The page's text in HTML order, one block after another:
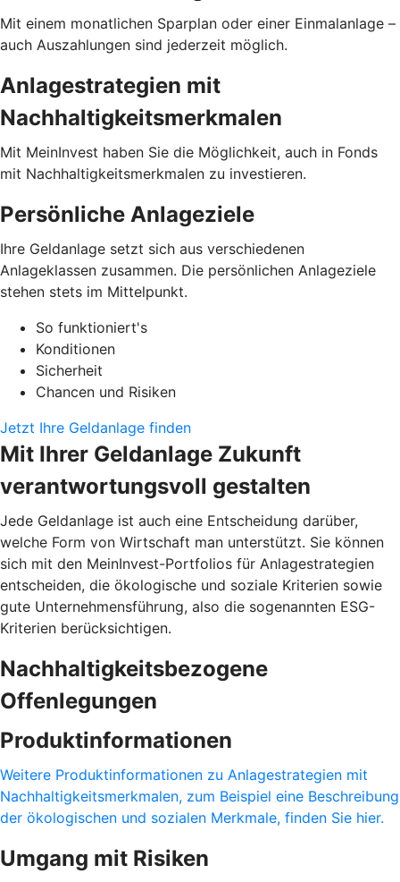
Mit einem monatlichen Sparplan oder einer Einmalanlage –
auch Auszahlungen sind jederzeit möglich.
Anlagestrategien mit
Nachhaltigkeitsmerkmalen
Mit MeinInvest haben Sie die Möglichkeit, auch in Fonds
mit Nachhaltigkeitsmerkmalen zu investieren.
Persönliche Anlageziele
Ihre Geldanlage setzt sich aus verschiedenen
Anlageklassen zusammen. Die persönlichen Anlageziele
stehen stets im Mittelpunkt.
So funktioniert's
Konditionen
Sicherheit
Chancen und Risiken
Jetzt Ihre Geldanlage finden
Mit Ihrer Geldanlage Zukunft
verantwortungsvoll gestalten
Jede Geldanlage ist auch eine Entscheidung darüber,
welche Form von Wirtschaft man unterstützt. Sie können
sich mit den MeinInvest-Portfolios für Anlagestrategien
entscheiden, die ökologische und soziale Kriterien sowie
gute Unternehmensführung, also die sogenannten ESG-
Kriterien berücksichtigen.
Nachhaltigkeitsbezogene
Offenlegungen
Produktinformationen
Weitere Produktinformationen zu Anlagestrategien mit
Nachhaltigkeitsmerkmalen, zum Beispiel eine Beschreibung
der ökologischen und sozialen Merkmale, finden Sie hier.
Umgang mit Risiken